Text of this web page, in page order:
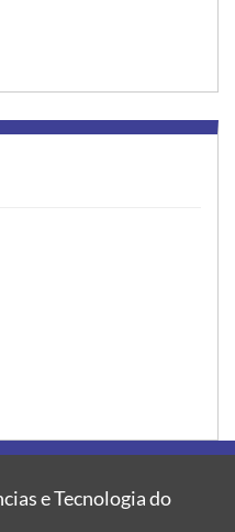
e Tecnologia do